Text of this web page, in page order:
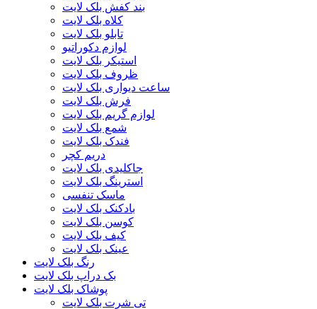
بند کفش بلک لایت
کلاه بلک لایت
تابلو بلک لایت
لوازم دکوراتیو
استیکر بلک لایت
ظروف بلک لایت
ساعت دیواری بلک لایت
فرش بلک لایت
لوازم گریم بلک لایت
شمع بلک لایت
فندک بلک لایت
دریم کچر
جاکلیدی بلک لایت
استرینگ بلک لایت
ماسک تنفسی
بادکنک بلک لایت
کوسن بلک لایت
کیف بلک لایت
عینک بلک لایت
رنگ بلک لایت
بک دراپ بلک لایت
پوشاک بلک لایت
تی شرت بلک لایت